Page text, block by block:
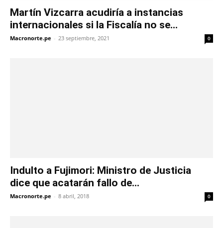
Martín Vizcarra acudiría a instancias
internacionales si la Fiscalía no se...
Macronorte.pe - 23 septiembre, 2021 0
Indulto a Fujimori: Ministro de Justicia
dice que acatarán fallo de...
Macronorte.pe - 8 abril, 2018 0